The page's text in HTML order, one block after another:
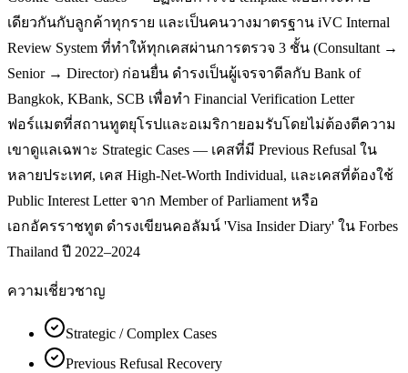
เดียวกันกับลูกค้าทุกราย และเป็นคนวางมาตรฐาน iVC Internal
Review System ที่ทำให้ทุกเคสผ่านการตรวจ 3 ชั้น (Consultant →
Senior → Director) ก่อนยื่น ดำรงเป็นผู้เจรจาดีลกับ Bank of
Bangkok, KBank, SCB เพื่อทำ Financial Verification Letter
ฟอร์แมตที่สถานทูตยุโรปและอเมริกายอมรับโดยไม่ต้องตีความ
เขาดูแลเฉพาะ Strategic Cases — เคสที่มี Previous Refusal ใน
หลายประเทศ, เคส High-Net-Worth Individual, และเคสที่ต้องใช้
Public Interest Letter จาก Member of Parliament หรือ
เอกอัครราชทูต ดำรงเขียนคอลัมน์ 'Visa Insider Diary' ใน Forbes
Thailand ปี 2022–2024
ความเชี่ยวชาญ
Strategic / Complex Cases
Previous Refusal Recovery